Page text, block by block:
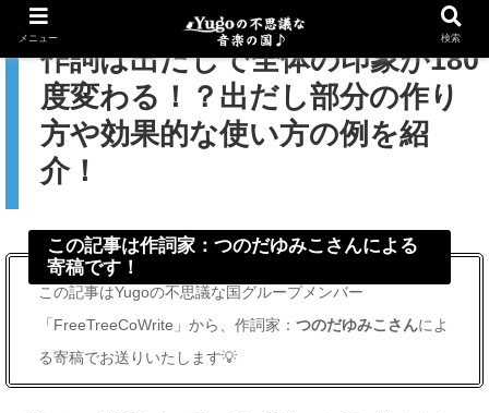
作詞は出だしで全体の印象が180
度変わる！？出だし部分の作り
方や効果的な使い方の例を紹
介！
この記事は作詞家：つのだゆみこさんによる
寄稿です！
この記事はYugoの不思議な国グループメンバー
「FreeTreeCoWrite」から、作詞家： つのだゆみこさんによ
る寄稿でお送りいたします💡
メニュー 検索